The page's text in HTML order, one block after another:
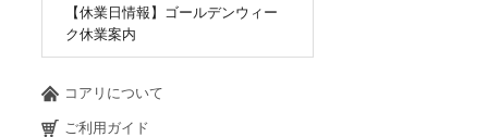
【休業日情報】ゴールデンウィー
ク休業案内
コアリについて
ご利用ガイド